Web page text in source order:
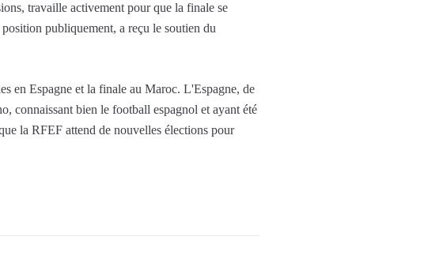
travaille activement pour que la finale se
publiquement, a reçu le soutien du
en Espagne et la finale au Maroc. L'Espagne, de
connaissant bien le football espagnol et ayant été
la RFEF attend de nouvelles élections pour